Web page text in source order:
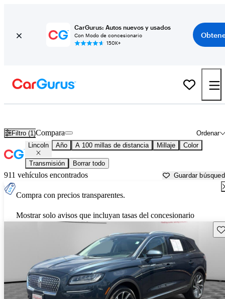
CarGurus: Autos nuevos y usados
Con Modo de concesionario
150K+
Filtro (1) Ordenar
Compara
Lincoln Año A 100 millas de distancia Millaje Color
Transmisión Borrar todo
911 vehículos encontrados Guardar
Compra con precios transparentes.
Mostrar solo avisos que incluyan tasas del concesionario